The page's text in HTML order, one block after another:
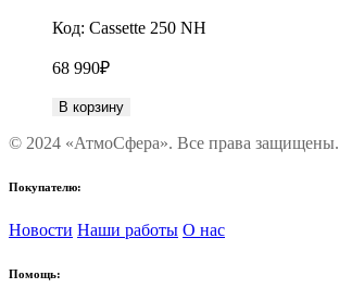
Код: Cassette 250 NH
68 990₽
В корзину
© 2024 «АтмоСфера». Все права защищены.
Покупателю:
Новости Наши работы О нас
Помощь: